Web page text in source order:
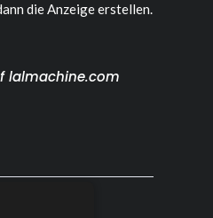
die Anzeige erstellen.
lalmachine.com